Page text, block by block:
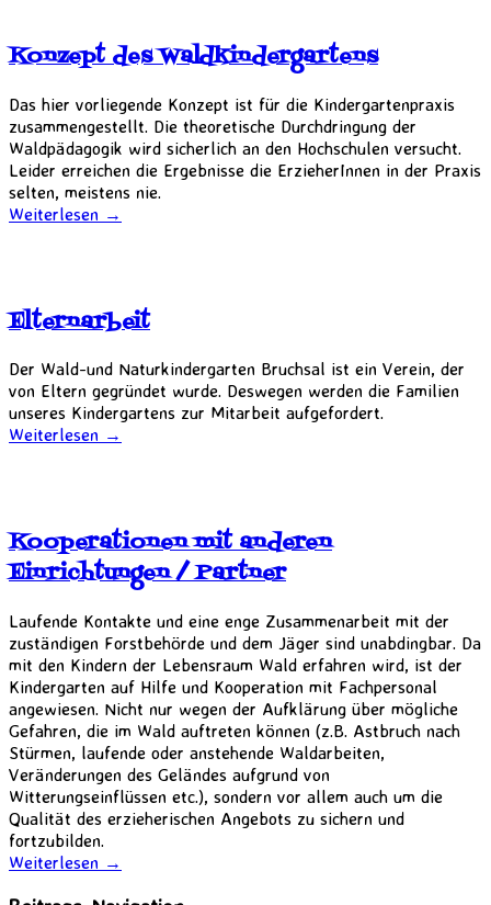
Konzept des Waldkindergartens
Das hier vorliegende Konzept ist für die Kindergartenpraxis
zusammengestellt. Die theoretische Durchdringung der
Waldpädagogik wird sicherlich an den Hochschulen versucht.
Leider erreichen die Ergebnisse die ErzieherInnen in der Praxis
selten, meistens nie.
Weiterlesen →
Elternarbeit
Der Wald-und Naturkindergarten Bruchsal ist ein Verein, der
von Eltern gegründet wurde. Deswegen werden die Familien
unseres Kindergartens zur Mitarbeit aufgefordert.
Weiterlesen →
Kooperationen mit anderen
Einrichtungen / Partner
Laufende Kontakte und eine enge Zusammenarbeit mit der
zuständigen Forstbehörde und dem Jäger sind unabdingbar. Da
mit den Kindern der Lebensraum Wald erfahren wird, ist der
Kindergarten auf Hilfe und Kooperation mit Fachpersonal
angewiesen. Nicht nur wegen der Aufklärung über mögliche
Gefahren, die im Wald auftreten können (z.B. Astbruch nach
Stürmen, laufende oder anstehende Waldarbeiten,
Veränderungen des Geländes aufgrund von
Witterungseinflüssen etc.), sondern vor allem auch um die
Qualität des erzieherischen Angebots zu sichern und
fortzubilden.
Weiterlesen →